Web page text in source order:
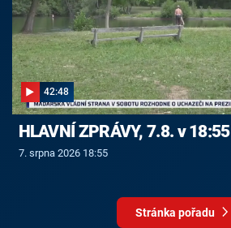
42:48
HLAVNÍ ZPRÁVY, 7.8. v 18:55
7. srpna 2026 18:55
Stránka pořadu